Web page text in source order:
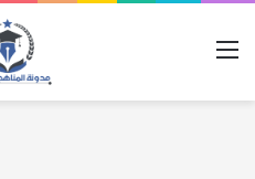
القائمة